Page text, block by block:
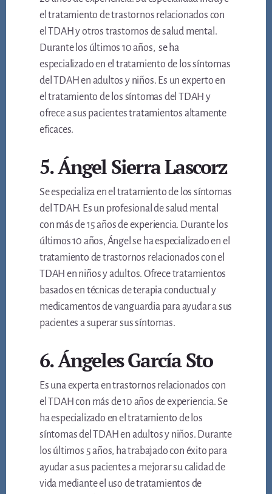
el tratamiento de trastornos relacionados con
el TDAH y otros trastornos de salud mental.
Durante los últimos 10 años, se ha
especializado en el tratamiento de los síntomas
del TDAH en adultos y niños. Es un experto en
el tratamiento de los síntomas del TDAH y
ofrece a sus pacientes tratamientos altamente
eficaces.
5. Ángel Sierra Lascorz
Se especializa en el tratamiento de los síntomas
del TDAH. Es un profesional de salud mental
con más de 15 años de experiencia. Durante los
últimos 10 años, Ángel se ha especializado en el
tratamiento de trastornos relacionados con el
TDAH en niños y adultos. Ofrece tratamientos
basados en técnicas de terapia conductual y
medicamentos de vanguardia para ayudar a sus
pacientes a superar sus síntomas.
6. Ángeles García Sto
Es una experta en trastornos relacionados con
el TDAH con más de 10 años de experiencia. Se
ha especializado en el tratamiento de los
síntomas del TDAH en adultos y niños. Durante
los últimos 5 años, ha trabajado con éxito para
ayudar a sus pacientes a mejorar su calidad de
vida mediante el uso de tratamientos de